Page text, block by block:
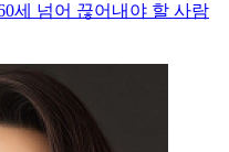
세 넘어 끊어내야 할 사람